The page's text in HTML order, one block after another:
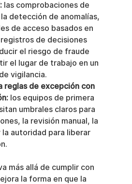
las comprobaciones de
detección de anomalías,
de acceso basados en
de decisiones
el riesgo de fraude
el lugar de trabajo en un
vigilancia.
reglas de excepción con
los equipos de primera
umbrales claros para
la revisión manual, la
la autoridad para liberar
más allá de cumplir con
la forma en que la